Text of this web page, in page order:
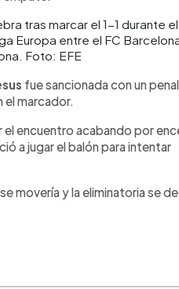
tras marcar el 1-1 durante el
Europa entre el FC
Foto: EFE
fue sancionada con un
el marcador.
encuentro acabando por
a jugar el balón para intentar
movería y la eliminatoria se